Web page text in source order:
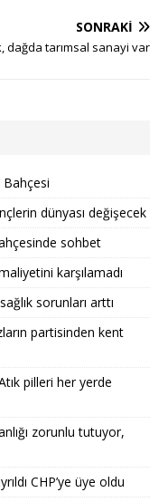
SONRAKI
dağda tarımsal sanayi var
Bahçesi
dünyası değişecek
sohbet
karşılamadı
sorunları arttı
partisinden kent
pilleri her yerde
zorunlu tutuyor,
CHP’ye üye oldu